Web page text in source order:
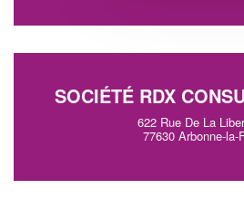
SOCIÉTÉ RDX
622 Rue De La
77630 Arbonne-la-